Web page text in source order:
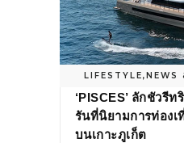
LIFESTYLE,NEWS
‘PISCES’ ลักชัวรี
รันที่นิยามการท่องเ
บนเกาะภูเก็ต